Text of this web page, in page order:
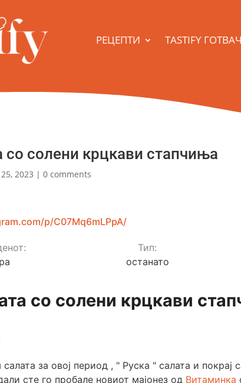
РЕЦЕПТИ TASTIFY
со солени крцкави стапчиња
2023 |0 comments
p/C07Mq6mLPpA/
Тип:
останато
со солени крцкави
салата за овој период , " Руска " салата и
сте го пробале новиот мајонез од Витаминка